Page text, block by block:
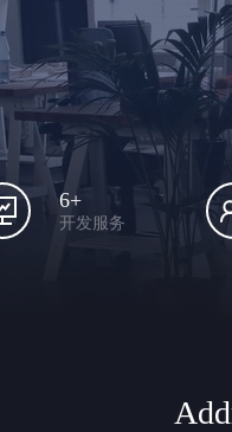
6+
开发服务